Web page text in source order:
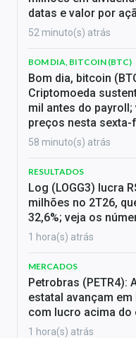
datas e valor por
52 minuto(s) atrás
BOM DIA, BITCOIN (BTC)
Bom dia, bitcoin
Criptomoeda
mil antes do
preços nesta sexta-
58 minuto(s) atrás
RESULTADOS
Log (LOGG3) lucra
milhões no 2T26,
32,6%; veja os
1 hora(s) atrás
MERCADOS
Petrobras (PETR4):
estatal avançam em
com lucro acima do
1 hora(s) atrás